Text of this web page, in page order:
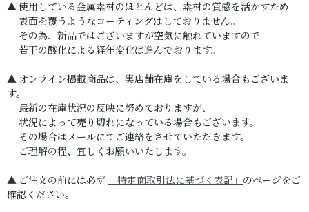
▲ 使用している金属素材のほとんどは、素材の質感を活かすため
表面を覆うようなコーティングはしておりません。
その為、新品ではございますが空気に触れていますので
若干の酸化による経年変化は進んでおります。
▲ オンライン掲載商品は、実店舗在庫をしている場合もございま
す。
最新の在庫状況の反映に努めておりますが、
状況によって売り切れになっている場合もございます。
その場合はメールにてご連絡をさせていただきます。
ご理解の程、宜しくお願いいたします。
▲ ご注文の前には必ず 「特定商取引法に基づく表記」のページをご
確認ください。